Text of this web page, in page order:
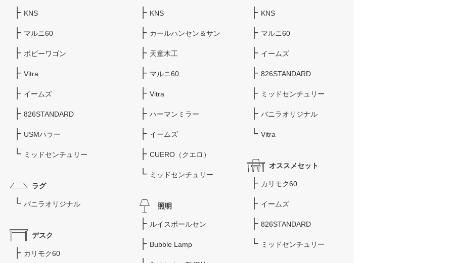
KNS
マルニ60
ボビーワゴン
Vitra
イームズ
826STANDARD
USMハラー
ミッドセンチュリー
ラグ
バニラオリジナル
デスク
カリモク60
KNS
カールハンセン＆サン
天童木工
マルニ60
Vitra
ハーマンミラー
イームズ
CUERO（クエロ）
ミッドセンチュリー
照明
ルイスポールセン
Bubble Lamp
KNS
マルニ60
イームズ
826STANDARD
ミッドセンチュリー
バニラオリジナル
Vitra
オススメセット
カリモク60
イームズ
826STANDARD
ミッドセンチュリー